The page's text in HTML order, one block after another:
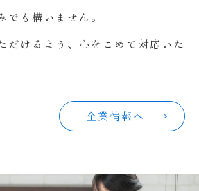
でも構いません。
だけるよう、心をこめて対応いた
企業情報へ